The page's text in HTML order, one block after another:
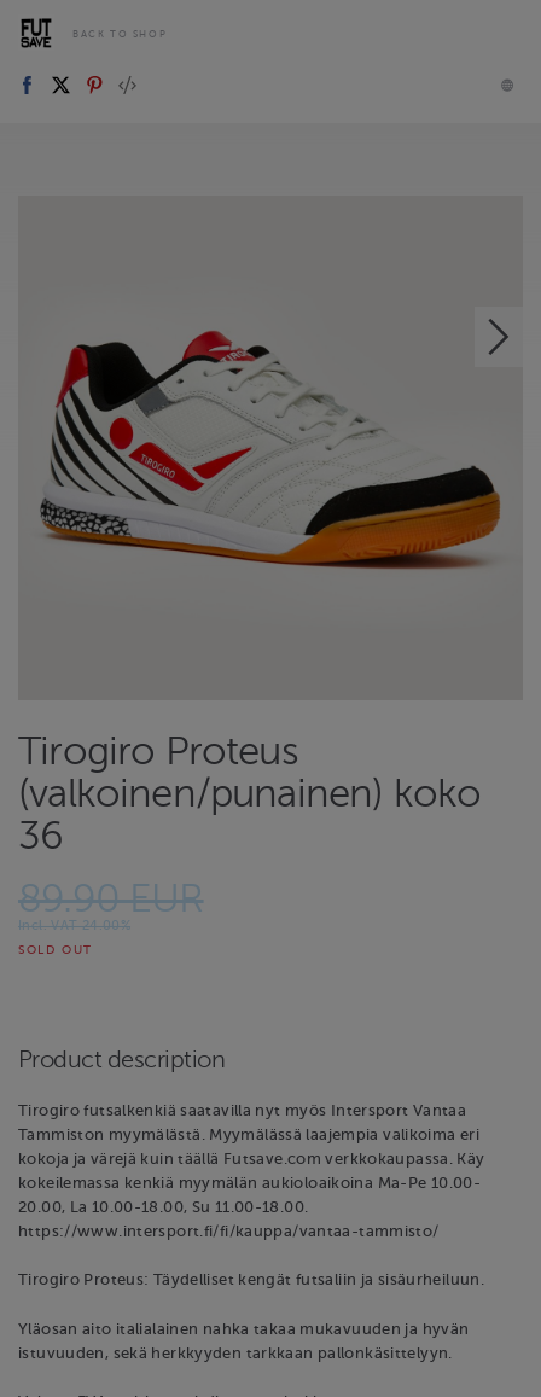
BACK TO SHOP
Tirogiro Proteus
(valkoinen/punainen) koko
36
89.90 EUR
Incl. VAT 24.00%
SOLD OUT
Product description
Tirogiro futsalkenkiä saatavilla nyt myös Intersport Vantaa
Tammiston myymälästä. Myymälässä laajempia valikoima eri
kokoja ja värejä kuin täällä Futsave.com verkkokaupassa. Käy
kokeilemassa kenkiä myymälän aukioloaikoina Ma-Pe 10.00-
20.00, La 10.00-18.00, Su 11.00-18.00.
https://www.intersport.fi/fi/kauppa/vantaa-tammisto/
Tirogiro Proteus: Täydelliset kengät futsaliin ja sisäurheiluun.
Yläosan aito italialainen nahka takaa mukavuuden ja hyvän
istuvuuden, sekä herkkyyden tarkkaan pallonkäsittelyyn.